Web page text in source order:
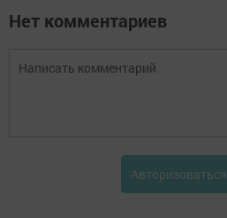
Нет комментариев
Авторизоваться